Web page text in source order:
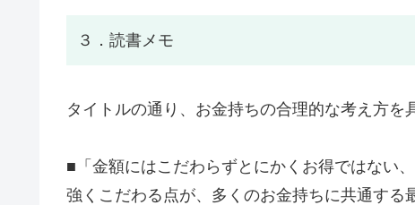
３．読書メモ
タイトルの通り、お金持ちの合理的な考え方を
■「金額にはこだわらずとにかくお得ではない
強くこだわる点が、多くのお金持ちに共通す